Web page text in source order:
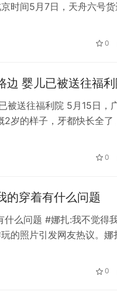
时间5月7日，天舟六号货
和联调联试，计划于近期
0
边 婴儿已被送往福
被送往福利院 5月15日，
岁的样子，牙都快长全了
0
的穿着有什么问题
么问题 #娜扎:我不觉得
的照片引发网友热议。娜
让你看起来更迷人，更有
0